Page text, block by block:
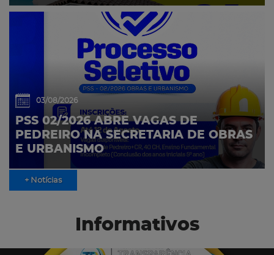
03/08/2026
PSS 02/2026 ABRE VAGAS DE
PEDREIRO NA SECRETARIA DE OBRAS
E URBANISMO
+ Notícias
Informativos